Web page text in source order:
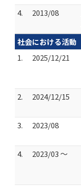
4.
2013/08
社会における活動
1.
2025/12/21
2.
2024/12/15
3.
2023/08
4.
2023/03 ～